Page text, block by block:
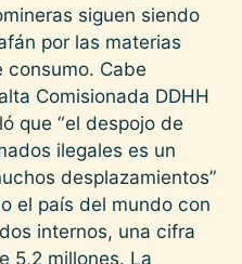
siguen siendo
por las materias
consumo. Cabe
Comisionada DDHH
que “el despojo de
ilegales es un
desplazamientos”
el país del mundo con
internos, una cifra
5,2 millones. La